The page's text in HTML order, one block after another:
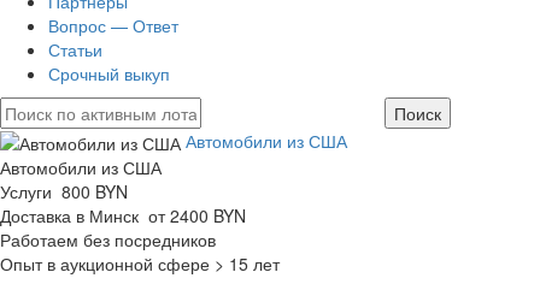
Вопрос — Ответ
Статьи
Срочный выкуп
Автомобили из США
Автомобили из США
Услуги 800 BYN
Доставка в Минск от 2400 BYN
Работаем без посредников
Опыт в аукционной сфере > 15 лет